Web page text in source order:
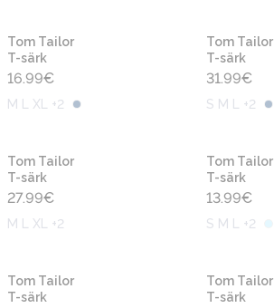
Tom Tailor
T-särk
16.99€
M L XL +2
Tom Tailor
T-särk
31.99€
S M L +2
Tom Tailor
T-särk
27.99€
M L XL +2
Tom Tailor
T-särk
13.99€
S M L +2
Tom Tailor
T-särk
Tom Tailor
T-särk